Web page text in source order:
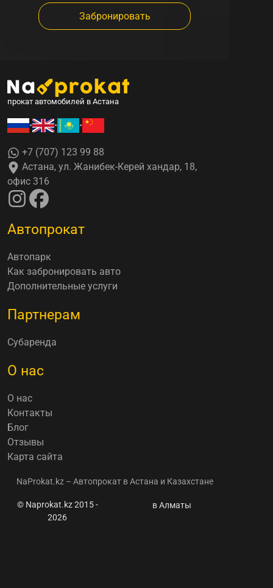
Забронировать
прокат автомобилей в Астана
• • •
+7 (707) 123 99 88
Астана, ул. Жанибек-Керей хандар, 18,
офис 316
Автопрокат
Автопарк
Как забронировать авто
Дополнительные услуги
Партнерам
Субаренда
О нас
О нас
Контакты
Блог
Отзывы
Карта сайта
NaProkat.kz – Автопрокат в Астана и Казахстане
© Naprokat.kz 2015 -
2026
⭐ Астанадав Алматы